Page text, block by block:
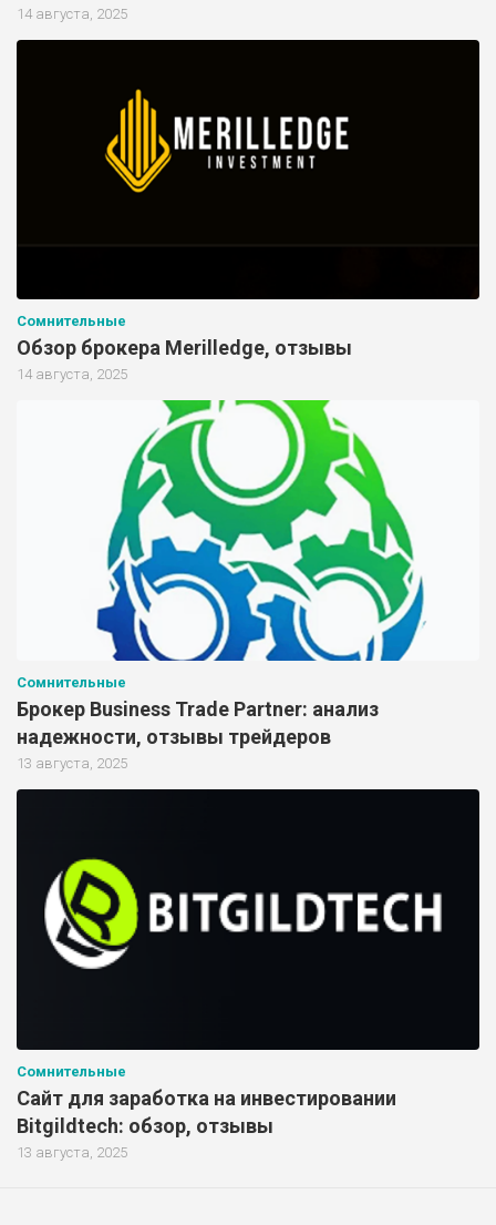
14 августа, 2025
Сомнительные
Обзор брокера Merilledge, отзывы
14 августа, 2025
Сомнительные
Брокер Business Trade Partner: анализ
надежности, отзывы трейдеров
13 августа, 2025
Сомнительные
Сайт для заработка на инвестировании
Bitgildtech: обзор, отзывы
13 августа, 2025